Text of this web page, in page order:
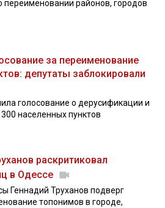
переименовании районов, городов
за переименование
депутаты заблокировали
голосование о дерусификации и
населенных пунктов
раскритиковал
в Одессе
Геннадий Труханов подверг
топонимов в городе,